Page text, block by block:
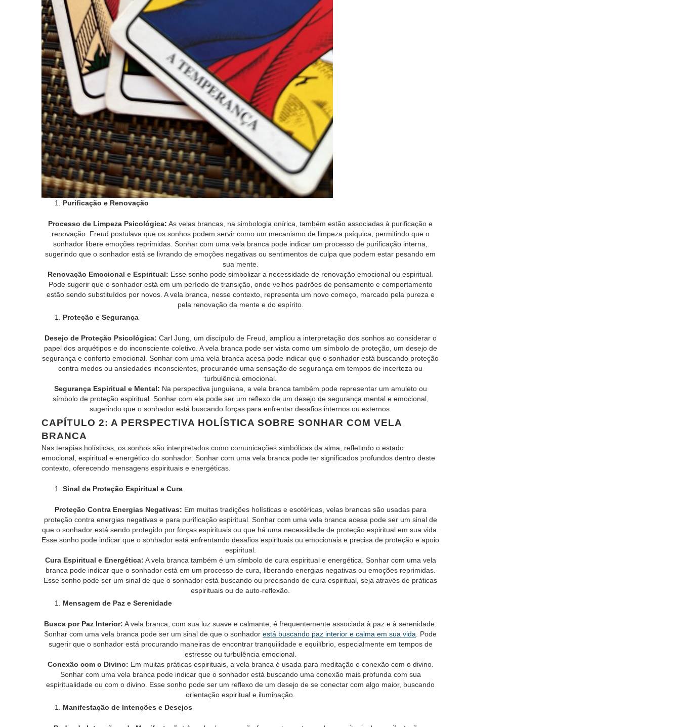
Purificação e Renovação
Processo de Limpeza Psicológica: As velas brancas, na simbologia onírica, também estão associadas à purificação e
renovação. Freud postulava que os sonhos podem servir como um mecanismo de limpeza psíquica, permitindo que o
sonhador libere emoções reprimidas. Sonhar com uma vela branca pode indicar um processo de purificação interna,
sugerindo que o sonhador está se livrando de emoções negativas ou sentimentos de culpa que podem estar pesando em
sua mente.
Renovação Emocional e Espiritual: Esse sonho pode simbolizar a necessidade de renovação emocional ou espiritual.
Pode sugerir que o sonhador está em um período de transição, onde velhos padrões de pensamento e comportamento
estão sendo substituídos por novos. A vela branca, nesse contexto, representa um novo começo, marcado pela pureza e
pela renovação da mente e do espírito.
Proteção e Segurança
Desejo de Proteção Psicológica: Carl Jung, um discípulo de Freud, ampliou a interpretação dos sonhos ao considerar o
papel dos arquétipos e do inconsciente coletivo. A vela branca pode ser vista como um símbolo de proteção, um desejo de
segurança e conforto emocional. Sonhar com uma vela branca acesa pode indicar que o sonhador está buscando proteção
contra medos ou ansiedades inconscientes, procurando uma sensação de segurança em tempos de incerteza ou
turbulência emocional.
Segurança Espiritual e Mental: Na perspectiva junguiana, a vela branca também pode representar um amuleto ou
símbolo de proteção espiritual. Sonhar com ela pode ser um reflexo de um desejo de segurança mental e emocional,
sugerindo que o sonhador está buscando forças para enfrentar desafios internos ou externos.
CAPÍTULO 2: A PERSPECTIVA HOLÍSTICA SOBRE SONHAR COM VELA
BRANCA
Nas terapias holísticas, os sonhos são interpretados como comunicações simbólicas da alma, refletindo o estado
emocional, espiritual e energético do sonhador. Sonhar com uma vela branca pode ter significados profundos dentro deste
contexto, oferecendo mensagens espirituais e energéticas.
Sinal de Proteção Espiritual e Cura
Proteção Contra Energias Negativas: Em muitas tradições holísticas e esotéricas, velas brancas são usadas para
proteção contra energias negativas e para purificação espiritual. Sonhar com uma vela branca acesa pode ser um sinal de
que o sonhador está sendo protegido por forças espirituais ou que há uma necessidade de proteção espiritual em sua vida.
Esse sonho pode indicar que o sonhador está enfrentando desafios espirituais ou emocionais e precisa de proteção e apoio
espiritual.
Cura Espiritual e Energética: A vela branca também é um símbolo de cura espiritual e energética. Sonhar com uma vela
branca pode indicar que o sonhador está em um processo de cura, liberando energias negativas ou emoções reprimidas.
Esse sonho pode ser um sinal de que o sonhador está buscando ou precisando de cura espiritual, seja através de práticas
espirituais ou de auto-reflexão.
Mensagem de Paz e Serenidade
Busca por Paz Interior: A vela branca, com sua luz suave e calmante, é frequentemente associada à paz e à serenidade.
Sonhar com uma vela branca pode ser um sinal de que o sonhador está buscando paz interior e calma em sua vida. Pode
sugerir que o sonhador está procurando maneiras de encontrar tranquilidade e equilíbrio, especialmente em tempos de
estresse ou turbulência emocional.
Conexão com o Divino: Em muitas práticas espirituais, a vela branca é usada para meditação e conexão com o divino.
Sonhar com uma vela branca pode indicar que o sonhador está buscando uma conexão mais profunda com sua
espiritualidade ou com o divino. Esse sonho pode ser um reflexo de um desejo de se conectar com algo maior, buscando
orientação espiritual e iluminação.
Manifestação de Intenções e Desejos